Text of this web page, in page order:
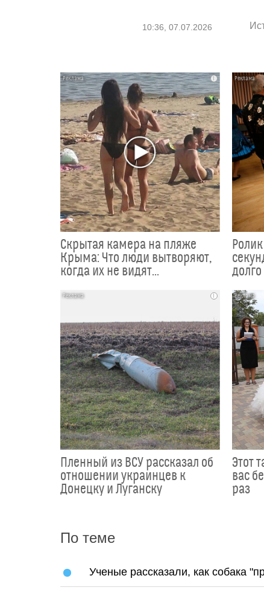
10:36, 07.07.2026
i
Скрытая камера на пляже
Крыма: Что люди вытворяют,
когда их не видят...
долго
Пленный из ВСУ рассказал об
отношении украинцев к
Донецку и Луганску
Этот
вас
раз
По теме
Ученые рассказали, как собака